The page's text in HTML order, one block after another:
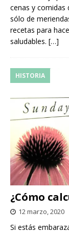
cenas y comidas
sólo de
recetas para
saludables. […]
HISTORIA
¿Cómo
12 marzo, 2020
Si estás